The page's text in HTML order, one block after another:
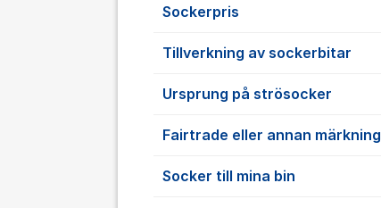
Sockerpris
Tillverkning av sockerbitar
Ursprung på strösocker
Fairtrade eller annan märkning
Socker till mina bin